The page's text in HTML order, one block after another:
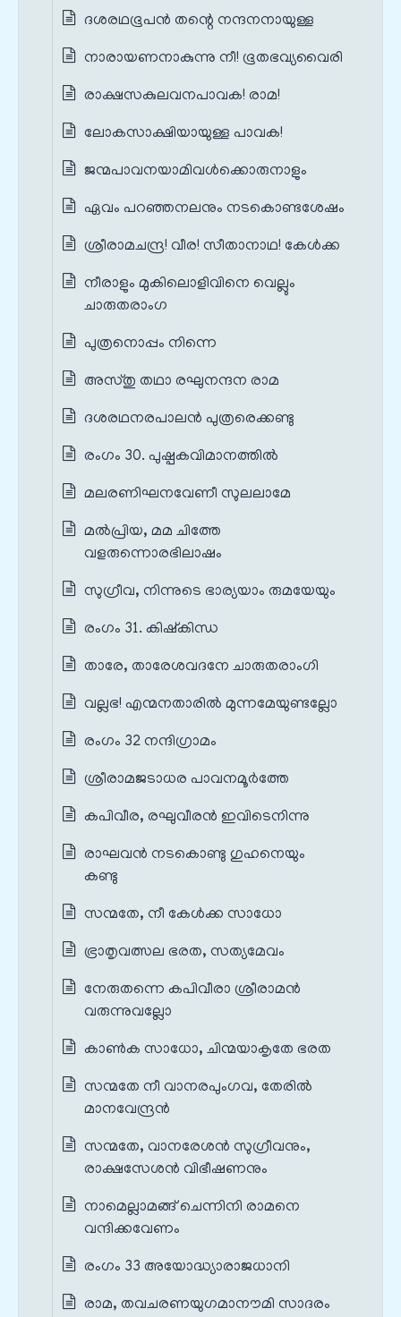
ദശരഥഭൂപൻ തന്റെ നന്ദനനായുള്ള
നാരായണനാകുന്നു നീ! ഭൂതഭവ്യവൈരി
രാക്ഷസകുലവനപാവക! രാമ!
ലോകസാക്ഷിയായുള്ള പാവക!
ജന്മപാവനയാമിവൾക്കൊരുനാളും
ഏവം പറഞ്ഞനലനും നടകൊണ്ടശേഷം
ശ്രീരാമചന്ദ്ര! വീര! സീതാനാഥ! കേൾക്ക
നീരാളും മുകിലൊളിവിനെ വെല്ലും
ചാരുതരാംഗ
പുത്രനൊപ്പം നിന്നെ
അസ്തു തഥാ രഘുനന്ദന രാമ
ദശരഥനരപാലൻ പുത്രരെക്കണ്ടു
രംഗം 30. പുഷ്പകവിമാനത്തിൽ
മലരണിഘനവേണീ സുലലാമേ
മൽപ്രിയ, മമ ചിത്തേ
വളരുന്നൊരഭിലാഷം
സുഗ്രീവ, നിന്നുടെ ഭാര്യയാം രുമയേയും
രംഗം 31. കിഷ്കിന്ധ
താരേ, താരേശവദനേ ചാരുതരാംഗി
വല്ലഭ! എന്മനതാരിൽ മുന്നമേയുണ്ടല്ലോ
രംഗം 32 നന്ദിഗ്രാമം
ശ്രീരാമജടാധര പാവനമൂർത്തേ
കപിവീര, രഘുവീരൻ ഇവിടെനിന്നു
രാഘവൻ നടകൊണ്ടു ഗുഹനെയും
കണ്ടു
സന്മതേ, നീ കേൾക്ക സാധോ
ഭ്രാതൃവത്സല ഭരത, സത്യമേവം
നേരുതന്നെ കപിവീരാ ശ്രീരാമൻ
വരുന്നുവല്ലോ
കാൺക സാധോ, ചിന്മയാകൃതേ ഭരത
സന്മതേ നീ വാനരപുംഗവ, തേരിൽ
മാനവേന്ദ്രൻ
സന്മതേ, വാനരേശൻ സുഗ്രീവനും,
രാക്ഷസേശൻ വിഭീഷണനും
നാമെല്ലാമങ്ങ് ചെന്നിനി രാമനെ
വന്ദിക്കവേണം
രംഗം 33 അയോദ്ധ്യാരാജധാനി
രാമ, തവചരണയുഗമാനൗമി സാദരം